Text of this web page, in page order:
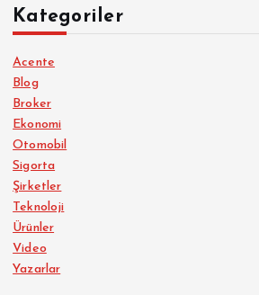
Kategoriler
Acente
Blog
Broker
Ekonomi
Otomobil
Sigorta
Şirketler
Teknoloji
Ürünler
Video
Yazarlar